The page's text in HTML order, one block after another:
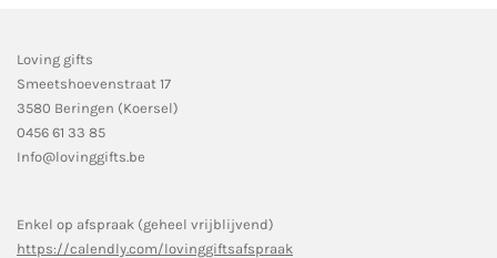
Loving gifts
Smeetshoevenstraat 17
3580 Beringen (Koersel)
0456 61 33 85
Info@lovinggifts.be
Enkel op afspraak (geheel vrijblijvend)
https://calendly.com/lovinggiftsafspraak